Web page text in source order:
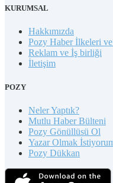
KURUMSAL
Hakkımızda
Pozy Haber İlkeleri
Reklam ve İş birliği
İletişim
POZY
Neler Yaptık?
Mutlu Haber Bülteni
Pozy Gönüllüsü Ol
Yazar Olmak
Pozy Dükkan